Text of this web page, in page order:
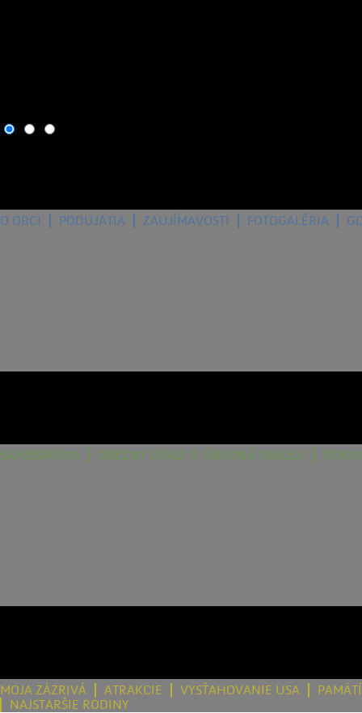
O OBCI PODUJATIA ZAUJÍMAVOSTI FOTOGALÉRIA
SAMOSPRÁVA OBECNÝ ÚRAD ÚRADNÁ TABUĽA
MOJA ZÁZRIVÁ ATRAKCIE VYSŤAHOVANIE USA
NAJSTARŠIE RODINY